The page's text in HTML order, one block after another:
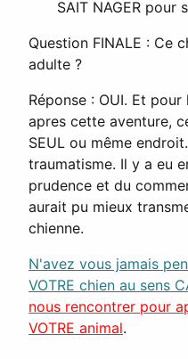
SAIT NAGER pour
Question FINALE : Ce
adulte ?
Réponse : OUI. Et
apres cette aventure,
SEUL ou même
traumatisme. Il y a eu
prudence et du
aurait pu mieux
chienne.
N'avez vous jamais
VOTRE chien au sens
nous rencontrer pour
VOTRE animal.